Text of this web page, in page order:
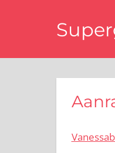
inhoud
voeding
beauty